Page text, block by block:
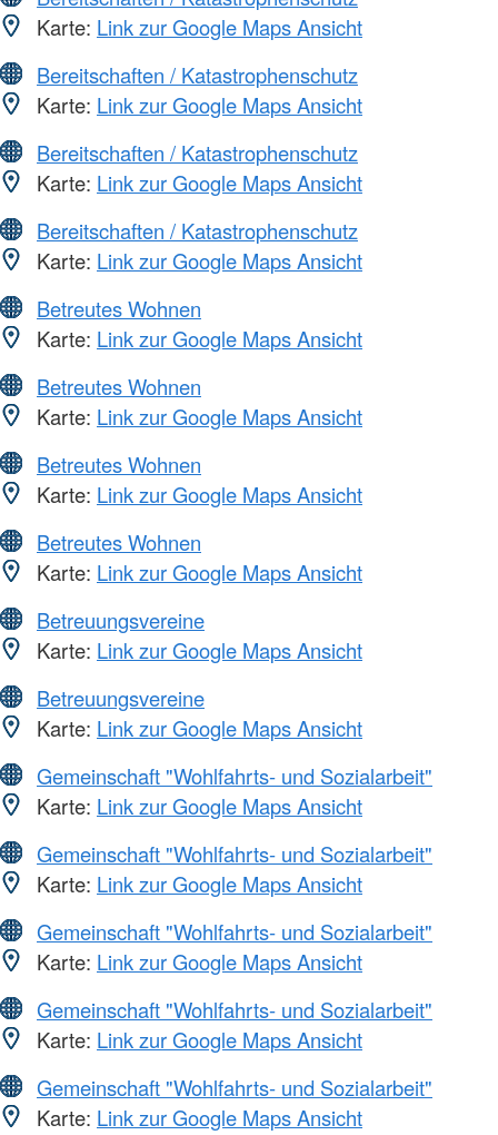
Karte: Link zur Google Maps Ansicht
Bereitschaften / Katastrophenschutz
Karte: Link zur Google Maps Ansicht
Bereitschaften / Katastrophenschutz
Karte: Link zur Google Maps Ansicht
Bereitschaften / Katastrophenschutz
Karte: Link zur Google Maps Ansicht
Betreutes Wohnen
Karte: Link zur Google Maps Ansicht
Betreutes Wohnen
Karte: Link zur Google Maps Ansicht
Betreutes Wohnen
Karte: Link zur Google Maps Ansicht
Betreutes Wohnen
Karte: Link zur Google Maps Ansicht
Betreuungsvereine
Karte: Link zur Google Maps Ansicht
Betreuungsvereine
Karte: Link zur Google Maps Ansicht
Gemeinschaft "Wohlfahrts- und Sozialarbeit"
Karte: Link zur Google Maps Ansicht
Gemeinschaft "Wohlfahrts- und Sozialarbeit"
Karte: Link zur Google Maps Ansicht
Gemeinschaft "Wohlfahrts- und Sozialarbeit"
Karte: Link zur Google Maps Ansicht
Gemeinschaft "Wohlfahrts- und Sozialarbeit"
Karte: Link zur Google Maps Ansicht
Gemeinschaft "Wohlfahrts- und Sozialarbeit"
Karte: Link zur Google Maps Ansicht